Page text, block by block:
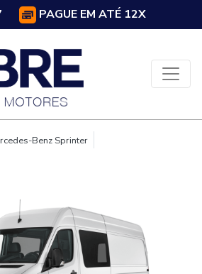
PAGUE EM ATÉ 12X
Benz Sprinter